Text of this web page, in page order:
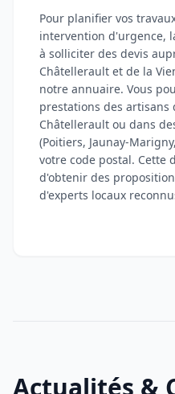
Pour planifier vos
intervention d'urgence,
à solliciter des devis
Châtellerault et de la
notre annuaire. Vous
prestations des artisans
Châtellerault ou dans
(Poitiers, Jaunay-
votre code postal. Cette
d'obtenir des
d'experts locaux
Actualités &